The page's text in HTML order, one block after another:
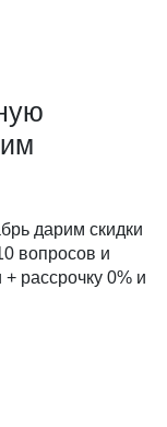
дарим скидки
вопросов и
рассрочку 0% и